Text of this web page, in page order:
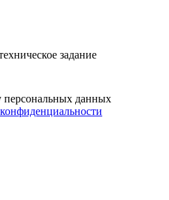
задание
персональных данных